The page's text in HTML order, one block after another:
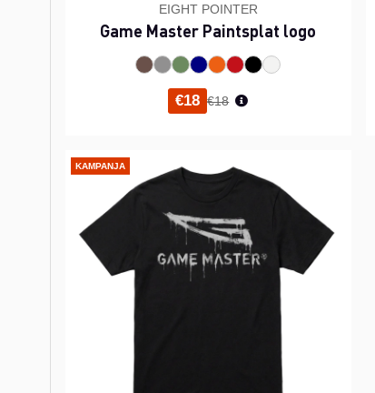
EIGHT POINTER
Game Master Paintsplat logo
€18 Normaali hinta
€18
KAMPANJA